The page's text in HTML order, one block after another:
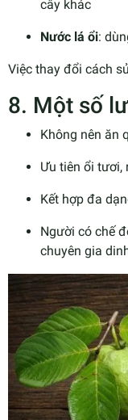
cây khác
Nước lá ổi:
Việc thay đổi cách
8. Một số
Không nên ăn
Ưu tiên ổi tươi,
Kết hợp đa
Người có chế
chuyên gia